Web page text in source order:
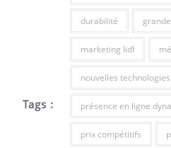
Tags :
durabilité
marketing lidl
nouvelles technologies
présence en ligne
prix compétitifs